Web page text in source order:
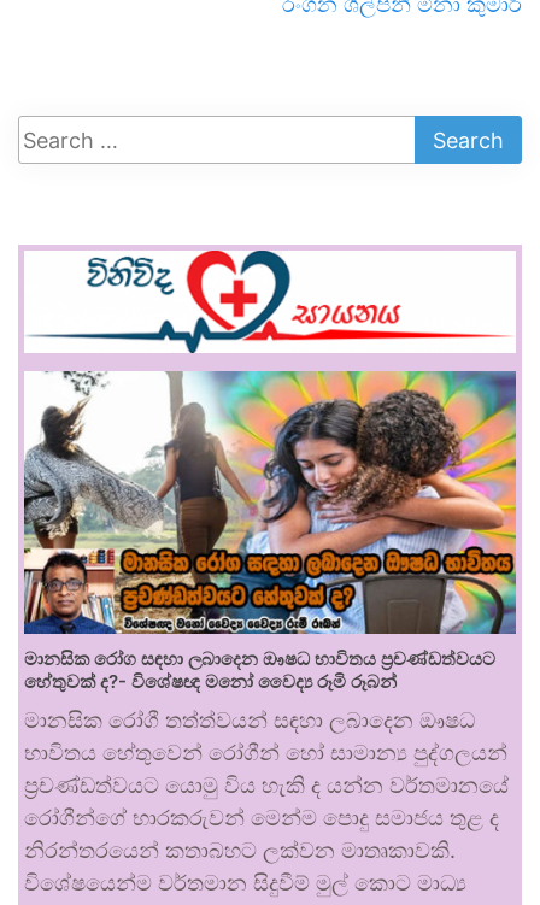
මානසික රෝග සඳහා ලබාදෙන ඖෂධ භාවිතය ප්‍රචණ්ඩත්වයට
හේතුවක් ද?- විශේෂඥ මනෝ වෛද්‍ය රූමි රූබන්
මානසික රෝගී තත්ත්වයන් සඳහා ලබාදෙන ඖෂධ
භාවිතය හේතුවෙන් රෝගීන් හෝ සාමාන්‍ය පුද්ගලයන්
ප්‍රචණ්ඩත්වයට යොමු විය හැකි ද යන්න වර්තමානයේ
රෝගීන්ගේ භාරකරුවන් මෙන්ම පොදු සමාජය තුළ ද
නිරන්තරයෙන් කතාබහට ලක්වන මාතෘකාවකි.
විශේෂයෙන්ම වර්තමාන සිදුවීම් මුල් කොට මාධ්‍ය